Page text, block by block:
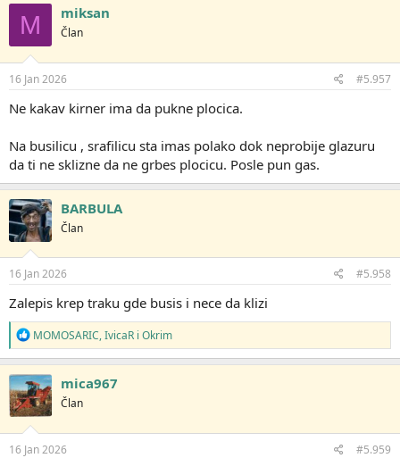
M miksan
Član
16 Jan 2026 #5.957
Ne kakav kirner ima da pukne plocica.
Na busilicu , srafilicu sta imas polako dok neprobije glazuru
da ti ne sklizne da ne grbes plocicu. Posle pun gas.
BARBULA
Član
16 Jan 2026 #5.958
Zalepis krep traku gde busis i nece da klizi
R
e
a
g
o
v
a
n
j
MOMOSARIC,IvicaR i Okrim
mica967
Član
16 Jan 2026 #5.959